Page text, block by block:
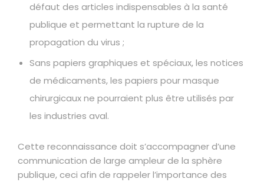
défaut des articles indispensables à la santé
publique et permettant la rupture de la
propagation du virus ;
Sans papiers graphiques et spéciaux, les notices
de médicaments, les papiers pour masque
chirurgicaux ne pourraient plus être utilisés par
les industries aval.
Cette reconnaissance doit s’accompagner d’une
communication de large ampleur de la sphère
publique, ceci afin de rappeler l’importance des